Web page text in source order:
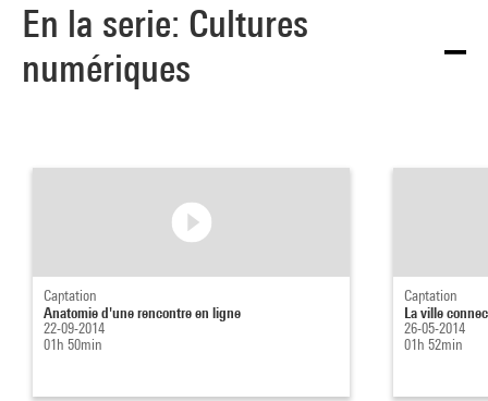
En la serie: Cultures
numériques
Captation
Anatomie d'une rencontre en ligne
22-09-2014
01h 50min
Captation
La ville
26-05-2014
01h 52min